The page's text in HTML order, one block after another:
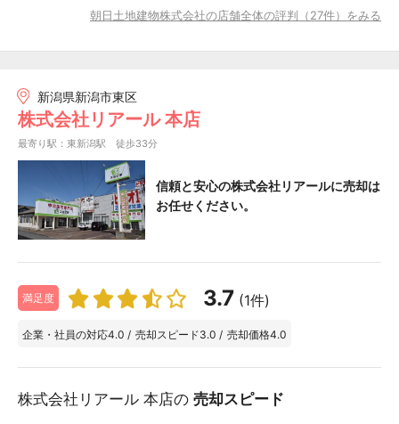
朝日土地建物株式会社の店舗全体の評判（27件）をみる
新潟県新潟市東区
株式会社リアール 本店
最寄り駅：東新潟駅 徒歩33分
信頼と安心の株式会社リアールに売却は
お任せください。
満足度 3.7 (1件)
企業・社員の対応4.0 / 売却スピード3.0 / 売却価格4.0
株式会社リアール 本店の 売却スピード